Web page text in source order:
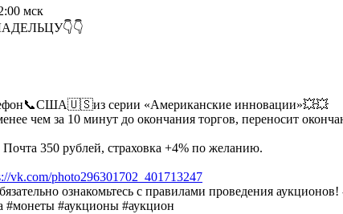
мск
серии «Американские инновации»💥💥
чем за 10 минут до окончания торгов, переносит
350 рублей, страховка +4% по желанию.
vk.com/photo296301702_401713247
ознакомьтесь с правилами проведения аукционов!
#монеты #аукционы #аукцион